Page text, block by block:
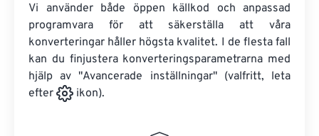
Vi använder både öppen källkod och anpassad
programvara för att säkerställa att våra
konverteringar håller högsta kvalitet. I de flesta fall
kan du finjustera konverteringsparametrarna med
hjälp av "Avancerade inställningar" (valfritt, leta
efter
ikon).